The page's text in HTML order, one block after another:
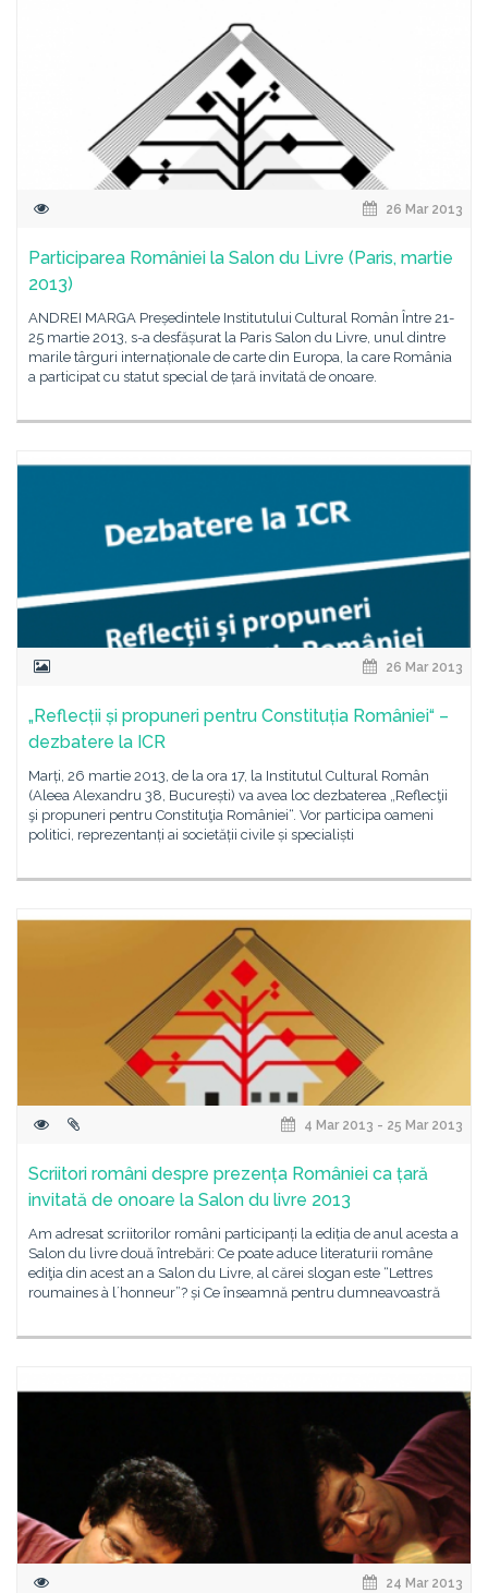
26 Mar 2013
Participarea României la Salon du Livre (Paris, martie
2013)
ANDREI MARGA Președintele Institutului Cultural Român Între 21-
25 martie 2013, s-a desfășurat la Paris Salon du Livre, unul dintre
marile târguri internaționale de carte din Europa, la care România
a participat cu statut special de țară invitată de onoare.
26 Mar 2013
„Reflecții și propuneri pentru Constituția României“ –
dezbatere la ICR
Marți, 26 martie 2013, de la ora 17, la Institutul Cultural Român
(Aleea Alexandru 38, București) va avea loc dezbaterea „Reflecţii
şi propuneri pentru Constituţia României“. Vor participa oameni
politici, reprezentanți ai societății civile și specialiști
4 Mar 2013 - 25 Mar 2013
Scriitori români despre prezența României ca țară
invitată de onoare la Salon du livre 2013
Am adresat scriitorilor români participanți la ediția de anul acesta a
Salon du livre două întrebări: Ce poate aduce literaturii române
ediţia din acest an a Salon du Livre, al cărei slogan este “Lettres
roumaines à lʼhonneur”? și Ce înseamnă pentru dumneavoastră
24 Mar 2013